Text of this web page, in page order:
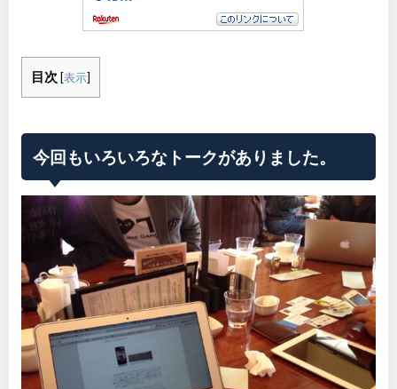
目次 [表示]
今回もいろいろなトークがありました。